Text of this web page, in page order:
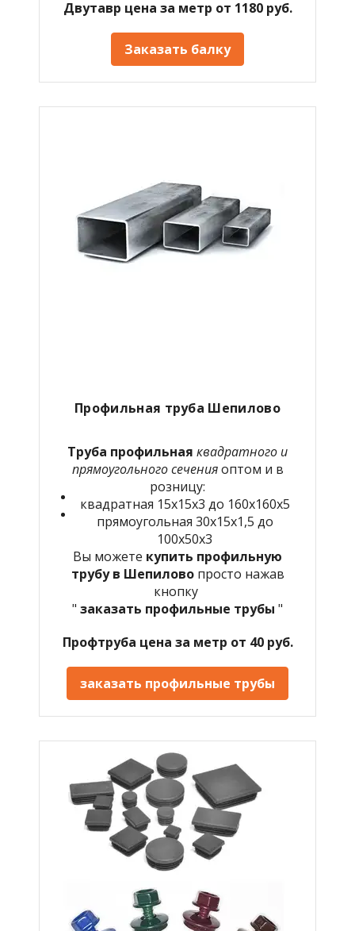
Двутавр цена за метр от 1180 руб.
Заказать балку
Профильная труба Шепилово
Труба профильная квадратного и
прямоугольного сеченияоптом и в
розницу:
квадратная 15х15х3 до 160х160х5
прямоугольная 30х15х1,5 до
100х50х3
Вы можете купить профильную
трубу в Шепилово просто нажав
кнопку
" заказать профильные трубы "
Профтруба цена за метр от 40 руб.
заказать профильные трубы